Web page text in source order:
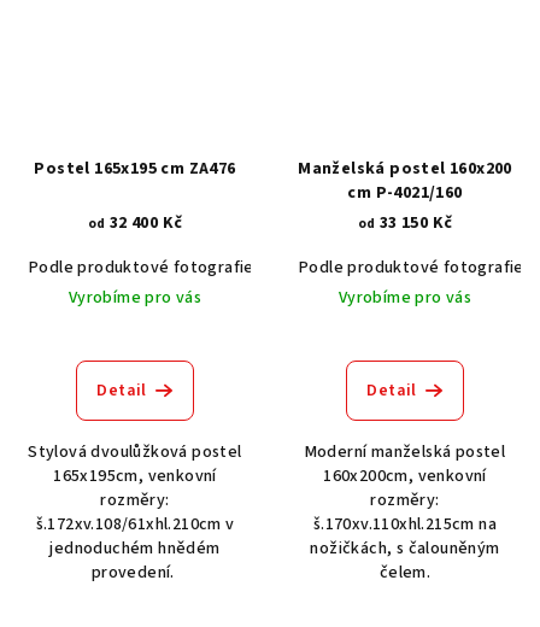
Postel 165x195 cm ZA476
od 32 400 Kč
Podle produktové fotografie
Akát vintage BT1551
Dub světlý
Vyrobíme pro vás
Detail
Stylová dvoulůžková postel
165x195cm, venkovní
rozměry:
š.172xv.108/61xhl.210cm v
jednoduchém hnědém
provedení.
Manželská postel 160x200
cm P-4021/160
od 33 150 Kč
Podle produktové fotografie
Vyrobíme pro vás
Detail
Moderní manželská postel
160x200cm, venkovní
rozměry:
š.170xv.110xhl.215cm na
nožičkách, s čalouněným
čelem.